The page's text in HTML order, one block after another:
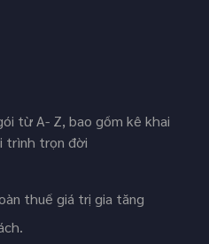
từ A- Z, bao gồm kê khai
trình trọn đời
thuế giá trị gia tăng